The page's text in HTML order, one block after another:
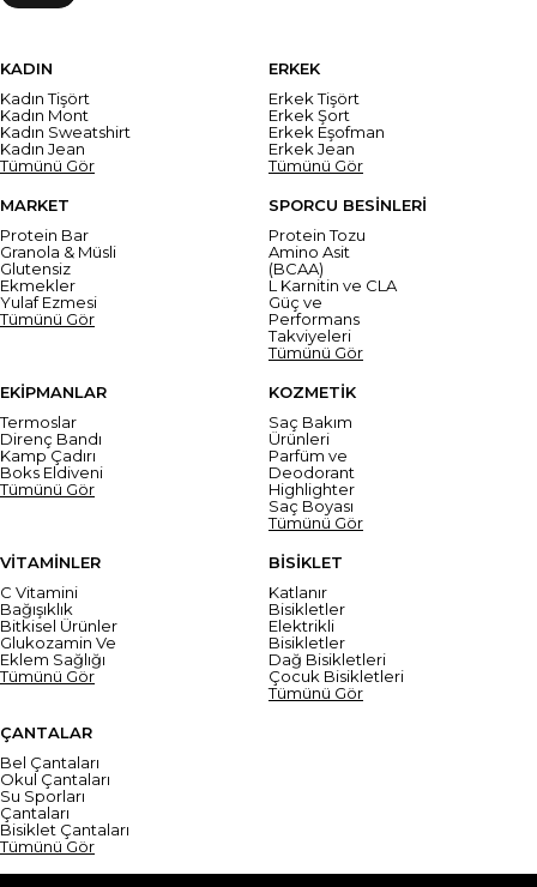
KADIN
Kadın Tişört
Kadın Mont
Kadın Sweatshirt
Kadın Jean
Tümünü Gör
ERKEK
Erkek Tişört
Erkek Şort
Erkek Eşofman
Erkek Jean
Tümünü Gör
MARKET
Protein Bar
Granola & Müsli
Glutensiz
Ekmekler
Yulaf Ezmesi
Tümünü Gör
SPORCU BESİNLERİ
Protein Tozu
Amino Asit
(BCAA)
L Karnitin ve CLA
Güç ve
Performans
Takviyeleri
Tümünü Gör
EKİPMANLAR
Termoslar
Direnç Bandı
Kamp Çadırı
Boks Eldiveni
Tümünü Gör
KOZMETİK
Saç Bakım
Ürünleri
Parfüm ve
Deodorant
Highlighter
Saç Boyası
Tümünü Gör
VİTAMİNLER
C Vitamini
Bağışıklık
Bitkisel Ürünler
Glukozamin Ve
Eklem Sağlığı
Tümünü Gör
BİSİKLET
Katlanır
Bisikletler
Elektrikli
Bisikletler
Dağ Bisikletleri
Çocuk Bisikletleri
Tümünü Gör
ÇANTALAR
Bel Çantaları
Okul Çantaları
Su Sporları
Çantaları
Bisiklet Çantaları
Tümünü Gör